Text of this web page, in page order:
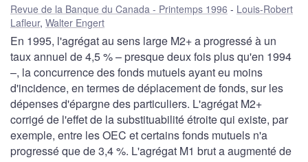
Revue de la Banque du Canada - Printemps 1996
Louis-Robert
Lafleur, Walter Engert
En 1995, l'agrégat au sens large M2+ a progressé à un
taux annuel de 4,5 % – presque deux fois plus qu'en 1994
–, la concurrence des fonds mutuels ayant eu moins
d'incidence, en termes de déplacement de fonds, sur les
dépenses d'épargne des particuliers. L'agrégat M2+
corrigé de l'effet de la substituabilité étroite qui existe, par
exemple, entre les OEC et certains fonds mutuels n'a
progressé que de 3,4 %. L'agrégat M1 brut a augmenté de